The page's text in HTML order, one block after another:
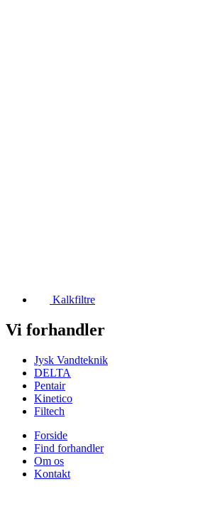
Kalkfiltre
Vi forhandler
Jysk Vandteknik
DELTA
Pentair
Kinetico
Filtech
Forside
Find forhandler
Om os
Kontakt